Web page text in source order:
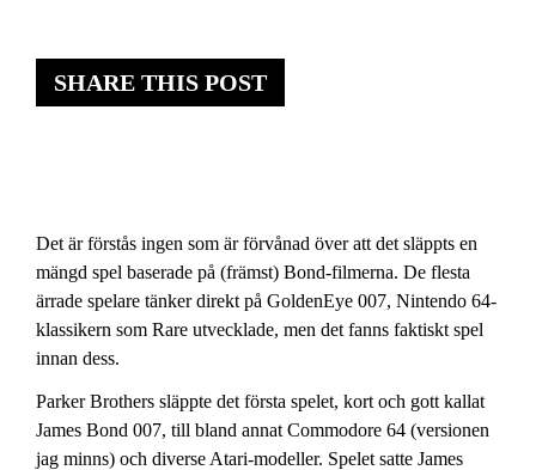
SHARE THIS POST
Det är förstås ingen som är förvånad över att det släppts en
mängd spel baserade på (främst) Bond-filmerna. De flesta
ärrade spelare tänker direkt på GoldenEye 007, Nintendo 64-
klassikern som Rare utvecklade, men det fanns faktiskt spel
innan dess.
Parker Brothers släppte det första spelet, kort och gott kallat
James Bond 007, till bland annat Commodore 64 (versionen
jag minns) och diverse Atari-modeller. Spelet satte James